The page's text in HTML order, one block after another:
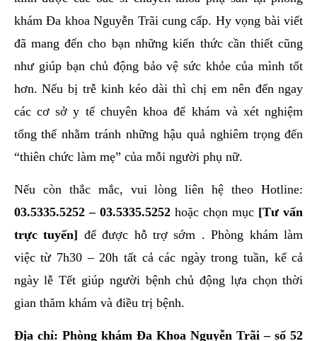
khám Đa khoa Nguyễn Trãi cung cấp. Hy vọng bài viết
đã mang đến cho bạn những kiến thức cần thiết cũng
như giúp bạn chủ động bảo vệ sức khỏe của mình tốt
hơn. Nếu bị trễ kinh kéo dài thì chị em nên đến ngay
các cơ sở y tế chuyên khoa để khám và xét nghiệm
tổng thể nhằm tránh những hậu quả nghiêm trọng đến
“thiên chức làm mẹ” của mỗi người phụ nữ.
Nếu còn thắc mắc, vui lòng liên hệ theo Hotline:
03.5335.5252– 03.5335.5252hoặc chọn mục [Tư vấn
trực tuyến] để được hỗ trợ sớm . Phòng khám làm
việc từ 7h30 – 20h tất cả các ngày trong tuần, kể cả
ngày lễ Tết giúp người bệnh chủ động lựa chọn thời
gian thăm khám và điều trị bệnh.
Địa chỉ: Phòng khám Đa Khoa Nguyễn Trãi – số 52